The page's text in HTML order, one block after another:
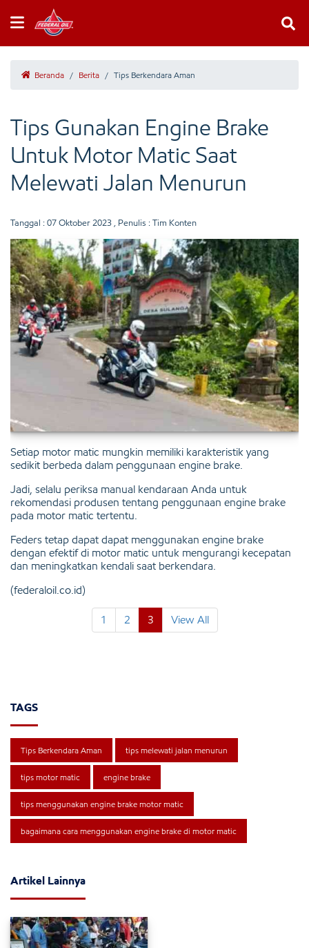
Beranda / Berita / Tips Berkendara Aman
Tips Gunakan Engine Brake
Untuk Motor Matic Saat
Melewati Jalan Menurun
Tanggal : 07 Oktober 2023 , Penulis : Tim Konten
Setiap motor matic mungkin memiliki karakteristik yang
sedikit berbeda dalam penggunaan engine brake.
Jadi, selalu periksa manual kendaraan Anda untuk
rekomendasi produsen tentang penggunaan engine brake
pada motor matic tertentu.
Feders tetap dapat dapat menggunakan engine brake
dengan efektif di motor matic untuk mengurangi kecepatan
dan meningkatkan kendali saat berkendara.
(federaloil.co.id)
1 2 3 View All
TAGS
Tips Berkendara Aman tips melewati jalan menurun
tips motor matic engine brake
tips menggunakan engine brake motor matic
bagaimana cara menggunakan engine brake di motor matic
Artikel Lainnya